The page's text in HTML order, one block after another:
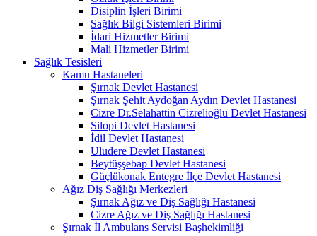
Disiplin İşleri Birimi
Sağlık Bilgi Sistemleri Birimi
İdari Hizmetler Birimi
Mali Hizmetler Birimi
Sağlık Tesisleri
Kamu Hastaneleri
Şırnak Devlet Hastanesi
Şırnak Şehit Aydoğan Aydın Devlet Hastanesi
Cizre Dr.Selahattin Cizrelioğlu Devlet Hastanesi
Silopi Devlet Hastanesi
İdil Devlet Hastanesi
Uludere Devlet Hastanesi
Beytüşşebap Devlet Hastanesi
Güçlükonak Entegre İlçe Devlet Hastanesi
Ağız Diş Sağlığı Merkezleri
Şırnak Ağız ve Diş Sağlığı Hastanesi
Cizre Ağız ve Diş Sağlığı Hastanesi
Şırnak İl Ambulans Servisi Başhekimliği